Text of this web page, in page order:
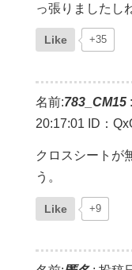
っ張りましたし
Like +35
名前:783_CM15 :
20:17:01
ID：
クロスシートが
う。
Like +9